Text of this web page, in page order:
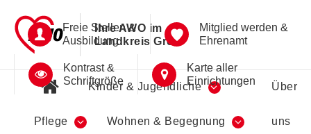
Ihre AWO im
Landkreis Greiz
Freie Stellen &
Ausbildung
Mitglied werden &
Ehrenamt
Kontrast &
Schriftgröße
Karte aller
Einrichtungen
Kinder & Jugendliche
Pflege Wohnen & Begegnung
Über
uns